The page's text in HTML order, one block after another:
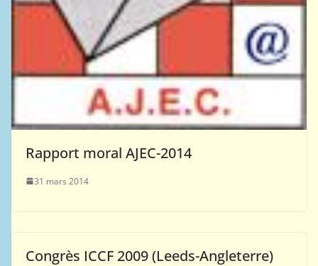
Rapport moral AJEC-2014
31 mars 2014
Congrès ICCF 2009 (Leeds-Angleterre)